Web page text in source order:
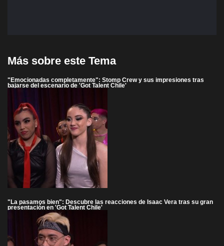
Más sobre este Tema
"Emocionadas completamente": Stomp Crew y sus impresiones tras
bajarse del escenario de 'Got Talent Chile'
"La pasamos bien": Descubre las reacciones de Isaac Vera tras su gran
presentación en 'Got Talent Chile'